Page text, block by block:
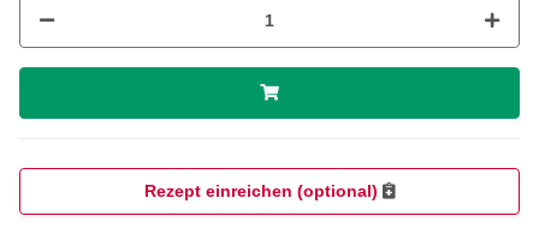
Rezept einreichen (optional)